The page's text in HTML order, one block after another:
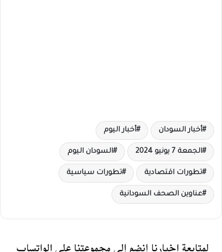
أخبار السودان أخبار اليوم
الجمعة 7 يونيو 2024 السودان اليوم
تطورات اقتصادية تطورات سياسية
عناوين الصحف السودانية